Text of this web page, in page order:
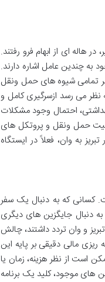
هاله ای از ابهام فرو رفتند.
چندین عامل اشاره دارند.
۱۹ بود که به طور گسترده ای بر تمامی شیوه های حمل ونقل
نظر می رسد ازسرگیری کامل و
احتمال وجود مشکلات
حمل ونقل و پروتکل های
به وان، فعلاً در ایستگاه
کسانی که به دنبال یک سفر
دنبال جایگزین های دیگری
و وان تردد داشتند، چالش
مالی دقیقی بر پایه این
است از نظر هزینه، زمان یا
های موجود، کلید یک برنامه